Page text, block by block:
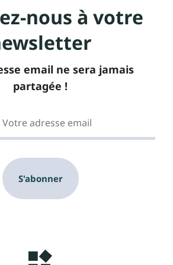
nous à votre
email ne sera jamais
partagée !
S'abonner